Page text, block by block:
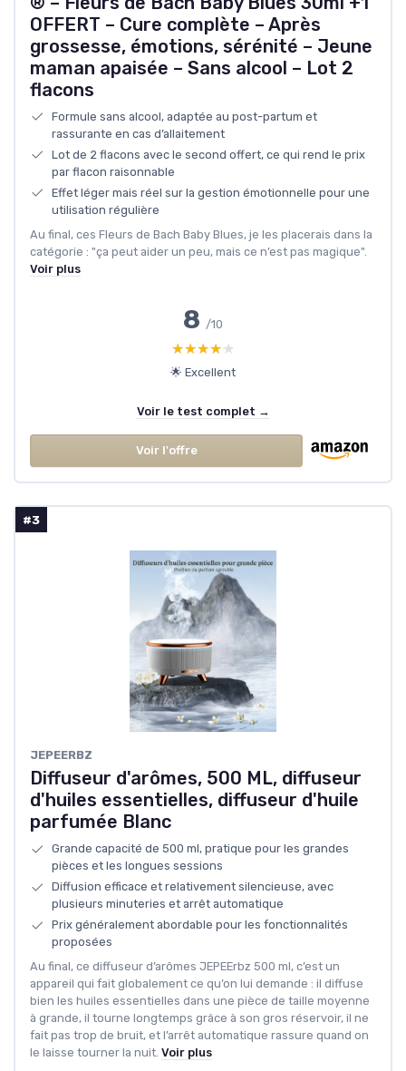
OFFERT – Cure complète – Après
grossesse, émotions, sérénité – Jeune
maman apaisée – Sans alcool – Lot 2
flacons
Formule sans alcool, adaptée au post-partum et
rassurante en cas d’allaitement
Lot de 2 flacons avec le second offert, ce qui rend le prix
par flacon raisonnable
Effet léger mais réel sur la gestion émotionnelle pour une
utilisation régulière
Au final, ces Fleurs de Bach Baby Blues, je les placerais dans la
catégorie : "ça peut aider un peu, mais ce n’est pas magique".
Voir plus
8 /10
★★★★★
★★★★★
🌟 Excellent
Voir le test complet →
Voir l'offre
#3
JEPEERBZ
Diffuseur d'arômes, 500 ML, diffuseur
d'huiles essentielles, diffuseur d'huile
parfumée Blanc
Grande capacité de 500 ml, pratique pour les grandes
pièces et les longues sessions
Diffusion efficace et relativement silencieuse, avec
plusieurs minuteries et arrêt automatique
Prix généralement abordable pour les fonctionnalités
proposées
Au final, ce diffuseur d’arômes JEPEErbz 500 ml, c’est un
appareil qui fait globalement ce qu’on lui demande : il diffuse
bien les huiles essentielles dans une pièce de taille moyenne
à grande, il tourne longtemps grâce à son gros réservoir, il ne
fait pas trop de bruit, et l’arrêt automatique rassure quand on
le laisse tourner la nuit. Voir plus